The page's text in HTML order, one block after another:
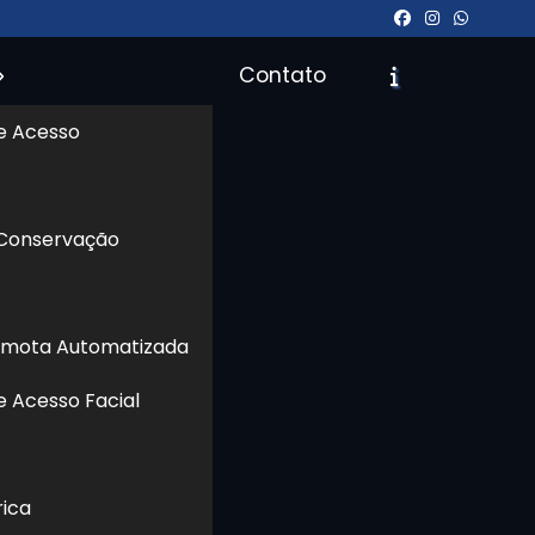
Acesso
Automatizada
Acesso Facial
Contato